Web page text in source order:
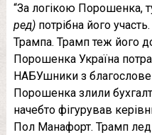
“За логікою Порошенка,
ред)потрібна його
Трампа. Трамп теж його
Порошенка Україна
НАБУшники з
Порошенка злили
начебто фігурував
Пол Манафорт. Трамп